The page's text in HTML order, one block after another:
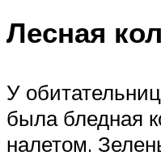
Лесная
У
была бледная
налетом.